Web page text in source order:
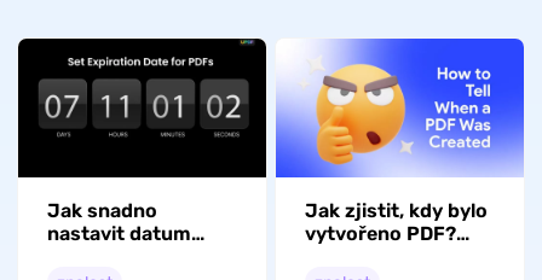
Jak snadno
nastavit datum
Jak zjistit, kdy bylo
vytvořeno PDF?